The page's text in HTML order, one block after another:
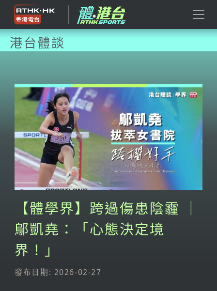
港台體談
【體學界】跨過傷患陰霾 ｜
鄔凱堯：「心態決定境
界！」
發布日期: 2026-02-27